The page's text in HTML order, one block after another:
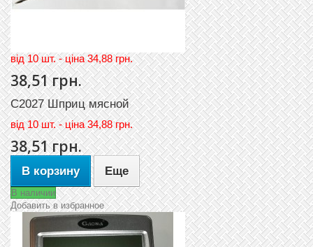
вiд 10 шт. - цiна 34,88 грн.
38,51 грн.
С2027 Шприц мясной
вiд10 шт. - цiна 34,88 грн.
38,51 грн.
В корзину Еще
В наличии
Добавить в избранное